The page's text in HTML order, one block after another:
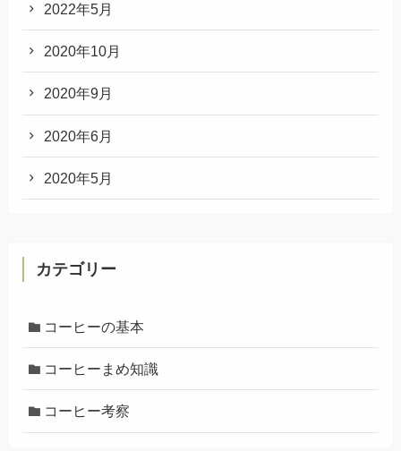
2022年5月
2020年10月
2020年9月
2020年6月
2020年5月
カテゴリー
コーヒーの基本
コーヒーまめ知識
コーヒー考察